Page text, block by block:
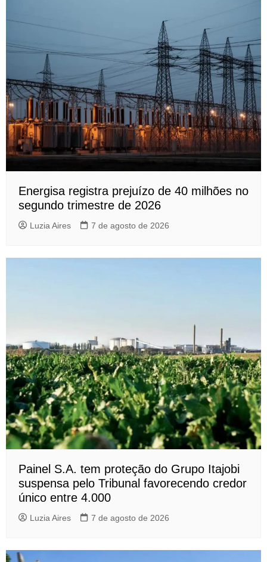
Energisa registra prejuízo de 40 milhões no
segundo trimestre de 2026
Luzia Aires 7 de agosto de 2026
Painel S.A. tem proteção do Grupo Itajobi
suspensa pelo Tribunal favorecendo credor
único entre 4.000
Luzia Aires 7 de agosto de 2026